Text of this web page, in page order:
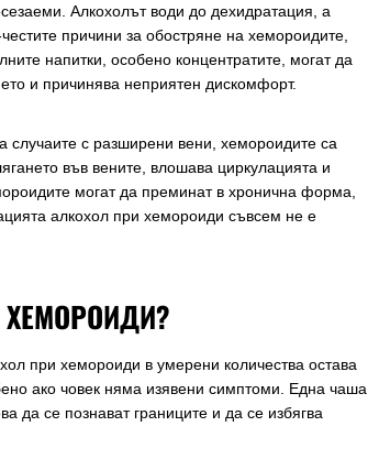
Алкохолът води до дехидратация, а
причини за обостряне на хемороидите,
напитки, особено концентратите, могат да
и причинява неприятен дискомфорт.
с разширени вени, хемороидите са
във вените, влошава циркулацията и
могат да преминат в хронична форма,
алкохол при хемороиди съвсем не е
при хемороиди в умерени количества остава
ако човек няма изявени симптоми. Една чаша
да се познават границите и да се избягва